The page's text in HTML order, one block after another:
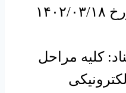
روز پنج شنبه مورخ ۱۴۰۲/۰۳/۱۸
کلیه مراحل